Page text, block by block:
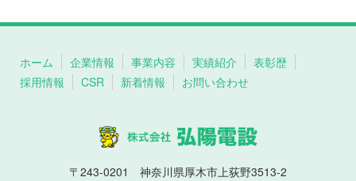
ホーム 企業情報 事業内容 実績紹介
表彰歴
採用情報
CSR 新着情報 お問い合わせ
〒243-0201 神奈川県厚木市上荻野3513-2